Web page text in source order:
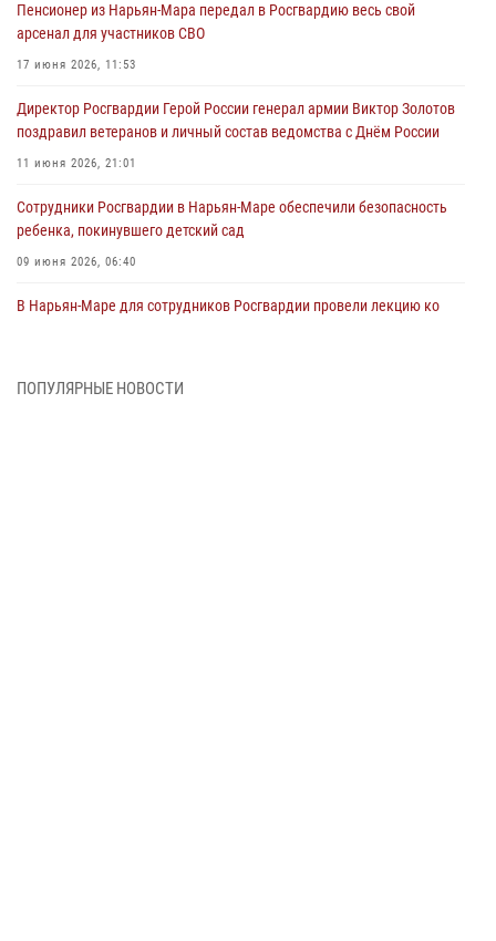
Пенсионер из Нарьян-Мара передал в Росгвардию весь свой
арсенал для участников СВО
17 июня 2026, 11:53
Директор Росгвардии Герой России генерал армии Виктор Золотов
поздравил ветеранов и личный состав ведомства с Днём России
11 июня 2026, 21:01
Сотрудники Росгвардии в Нарьян-Маре обеспечили безопасность
ребенка, покинувшего детский сад
09 июня 2026, 06:40
В Нарьян-Маре для сотрудников Росгвардии провели лекцию ко
ПОПУЛЯРНЫЕ НОВОСТИ